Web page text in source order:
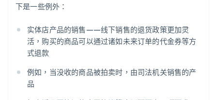
下是一些例外：
实体店产品的销售——线下销售的退货政策更加灵
活，购买的商品可以通过诸如未来订单的代金券等方
式退款
例如，当没收的商品被拍卖时，由司法机关销售的产
品